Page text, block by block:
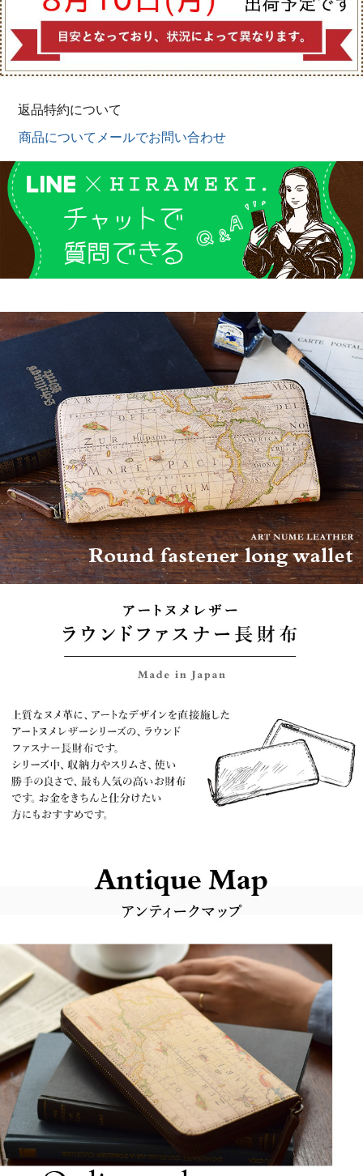
返品特約について
商品についてメールでお問い合わせ